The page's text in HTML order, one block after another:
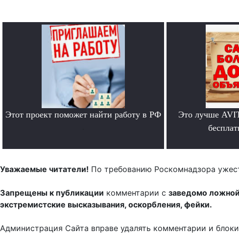
Этот проект поможет найти работу в РФ
Это лучше
Уважаемые читатели! По требованию Роскомнадзора
Запрещены к публикации комментарии с заведомо
экстремистские высказывания, оскорбления, фейки.
Администрация Сайта вправе удалять комментарии и